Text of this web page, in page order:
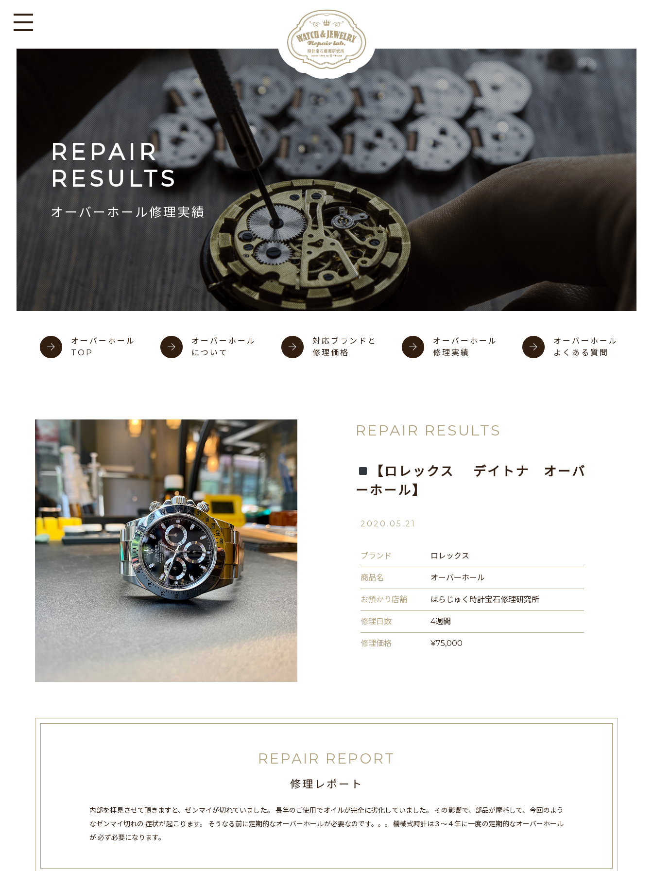
REPAIR
RESULTS
オーバーホール修理実績
オーバーホール
TOP
オーバーホール
について
対応ブランドと
修理価格
オーバーホール
修理実績
オーバーホール
よくある質問
REPAIR RESULTS
【ロレックス デイトナ オーバ
ーホール】
2020.05.21
ブランド ロレックス
商品名 オーバーホール
お預かり店舗 はらじゅく時計宝石修理研究所
修理日数 4週間
修理価格 ¥75,000
REPAIR REPORT
修理レポート
内部を拝見させて頂きますと、ゼンマイが切れていました。 長年のご使用でオイルが完全に劣化していました。 その影響で、部品が摩耗して、今回のよう
なゼンマイ切れの 症状が起こります。 そうなる前に定期的なオーバーホールが必要なのです。。。 機械式時計は３〜４年に一度の定期的なオーバーホール
が 必ず必要になります。